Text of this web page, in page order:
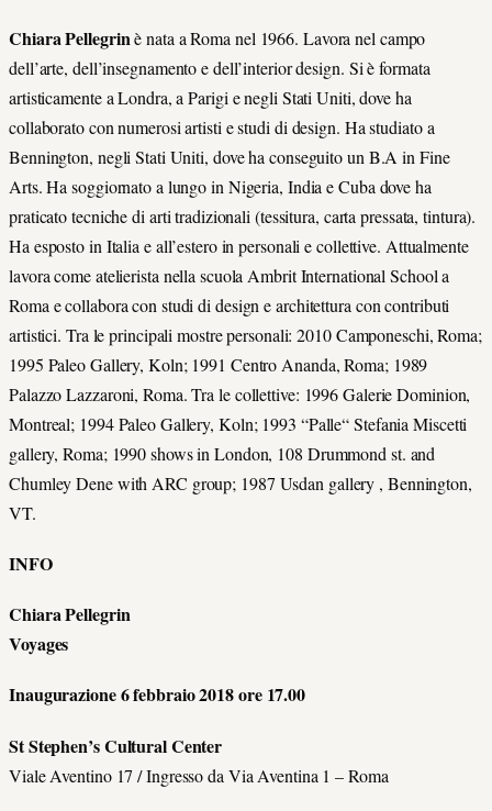
Chiara Pellegrinè nata a Roma nel 1966. Lavora nel campo
dell’arte, dell’insegnamento e dell’interior design. Si è formata
artisticamente a Londra, a Parigi e negli Stati Uniti, dove ha
collaborato con numerosi artisti e studi di design. Ha studiato a
Bennington, negli Stati Uniti, dove ha conseguito un B.A in Fine
Arts. Ha soggiornato a lungo in Nigeria, India e Cuba dove ha
praticato tecniche di arti tradizionali (tessitura, carta pressata, tintura).
Ha esposto in Italia e all’estero in personali e collettive. Attualmente
lavora come atelierista nella scuola Ambrit International School a
Roma e collabora con studi di design e architettura con contributi
artistici. Tra le principali mostre personali: 2010 Camponeschi, Roma;
1995 Paleo Gallery, Koln; 1991 Centro Ananda, Roma; 1989
Palazzo Lazzaroni, Roma. Tra le collettive: 1996 Galerie Dominion,
Montreal; 1994 Paleo Gallery, Koln; 1993 “Palle“ Stefania Miscetti
gallery, Roma; 1990 shows in London, 108 Drummond st. and
Chumley Dene with ARC group; 1987 Usdan gallery , Bennington,
VT.
INFO
Chiara Pellegrin
Voyages
Inaugurazione 6 febbraio 2018 ore 17.00
St Stephen’s Cultural Center
Viale Aventino 17 / Ingresso da Via Aventina 1 – Roma